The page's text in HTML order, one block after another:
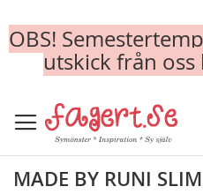
OBS!
utskick från oss
to
Content
MADE BY RUNI